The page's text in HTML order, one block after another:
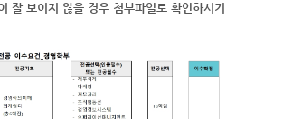
잘 보이지 않을 경우 첨부파일로 확인하시기